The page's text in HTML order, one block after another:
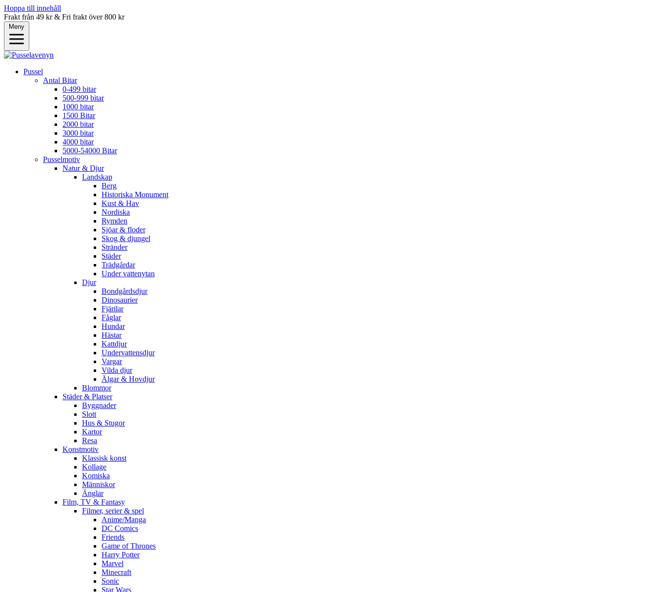
Hoppa till innehåll
Frakt från 49 kr & Fri frakt över 800 kr
Meny
Pussel
Antal Bitar
0-499 bitar
500-999 bitar
1000 bitar
1500 Bitar
2000 bitar
3000 bitar
4000 bitar
5000-54000 Bitar
Pusselmotiv
Natur & Djur
Landskap
Berg
Historiska Monument
Kust & Hav
Nordiska
Rymden
Sjöar & floder
Skog & djungel
Stränder
Städer
Trädgårdar
Under vattenytan
Djur
Bondgårdsdjur
Dinosaurier
Fjärilar
Fåglar
Hundar
Hästar
Kattdjur
Undervattensdjur
Vargar
Vilda djur
Älgar & Hovdjur
Blommor
Städer & Platser
Byggnader
Slott
Hus & Stugor
Kartor
Resa
Konstmotiv
Klassisk konst
Kollage
Komiska
Människor
Änglar
Film, TV & Fantasy
Filmer, serier & spel
Anime/Manga
DC Comics
Friends
Game of Thrones
Harry Potter
Marvel
Minecraft
Sonic
Star Wars